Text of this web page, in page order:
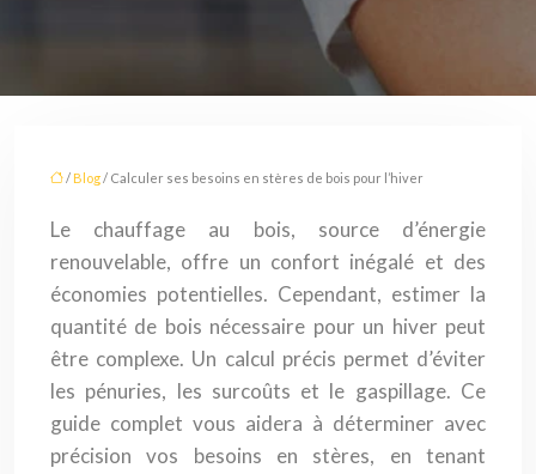
/ Blog/ Calculer ses besoins en stères de bois pour l’hiver
Le chauffage au bois, source d’énergie
renouvelable, offre un confort inégalé et des
économies potentielles. Cependant, estimer la
quantité de bois nécessaire pour un hiver peut
être complexe. Un calcul précis permet d’éviter
les pénuries, les surcoûts et le gaspillage. Ce
guide complet vous aidera à déterminer avec
précision vos besoins en stères, en tenant